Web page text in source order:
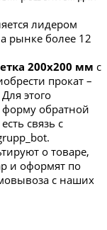
лидером
рынке более 12
200х200 мм с
прокат –
этого
форму обратной
связь с
о товаре,
и оформят по
с наших